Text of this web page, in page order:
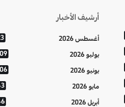
أرشيف الأخبار
أغسطس 2026
يوليو 2026
يونيو 2026
مايو 2026
أبريل 2026